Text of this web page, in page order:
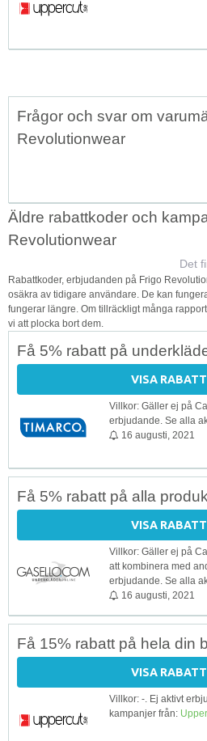
Frågor och svar om
Revolutionwear
Äldre rabattkoder och
Revolutionwear
Det
Rabattkoder, erbjudanden på Frigo
osäkra av tidigare användare. De kan
fungerar längre. Om tillräckligt många
vi att plocka bort dem.
Få 5% rabatt på
VISA
Villkor: Gäller ej på
erbjudande. Se alla
16 augusti, 2021
Få 5% rabatt på alla
VISA
Villkor: Gäller ej på
att kombinera med
erbjudande. Se alla
16 augusti, 2021
Få 15% rabatt på hela din
VISA
Villkor: -. Ej aktivt
kampanjer från: